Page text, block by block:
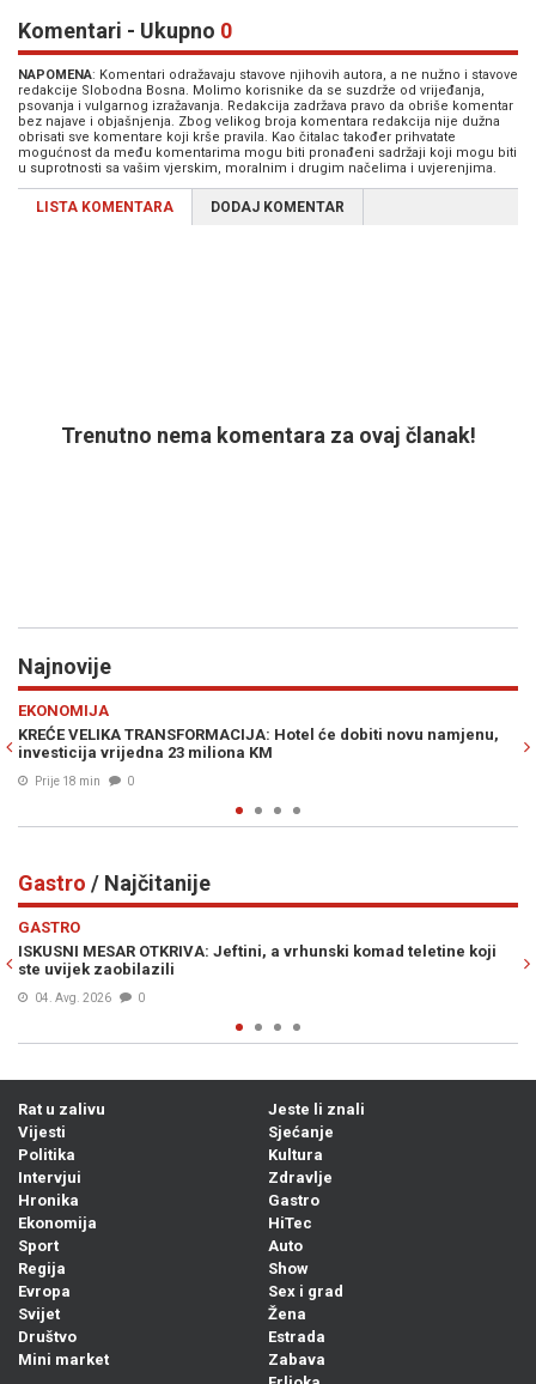
Komentari - Ukupno 0
NAPOMENA: Komentari odražavaju stavove njihovih autora, a ne nužno i stavove
redakcije Slobodna Bosna. Molimo korisnike da se suzdrže od vrijeđanja,
psovanja i vulgarnog izražavanja. Redakcija zadržava pravo da obriše komentar
bez najave i objašnjenja. Zbog velikog broja komentara redakcija nije dužna
obrisati sve komentare koji krše pravila. Kao čitalac također prihvatate
mogućnost da među komentarima mogu biti pronađeni sadržaji koji mogu biti
u suprotnosti sa vašim vjerskim, moralnim i drugim načelima i uvjerenjima.
LISTA KOMENTARA DODAJ KOMENTAR
Trenutno nema komentara za ovaj članak!
Najnovije
novu namjenu,
BRZA POŠTA ZA SPECIJALCE: Kako je
logistika za tajne policijske operacije MUP-a RS
Gastro / Najčitanije
komad teletine koji
RECEPT STARI UVIJEK PALI: Na brzinu
ne zaboravite trik prije serviranja...
Rat u zalivu
Vijesti
Politika
Intervjui
Hronika
Ekonomija
Sport
Regija
Evropa
Svijet
Društvo
Mini market
Jeste li znali
Sjećanje
Kultura
Zdravlje
Gastro
HiTec
Auto
Show
Sex i grad
Žena
Estrada
Zabava